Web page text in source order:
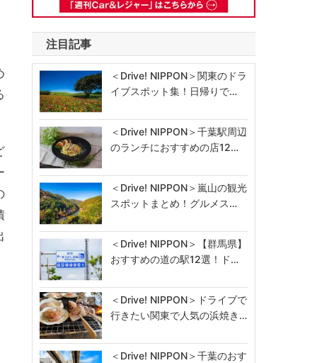
注目記事
＜Drive! NIPPON＞関東のドラ
イブスポット集！日帰りで…
＜Drive! NIPPON＞千葉駅周辺
のランチにおすすめの店12…
＜Drive! NIPPON＞嵐山の観光
スポットまとめ！グルメス…
＜Drive! NIPPON＞【群馬県】
おすすめの道の駅12選！ド…
＜Drive! NIPPON＞ドライブで
行きたい関東で人気の浜焼き…
＜Drive! NIPPON＞千葉のおす